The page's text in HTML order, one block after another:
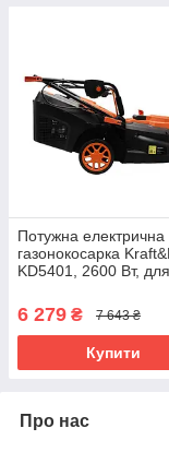
Потужна електрична
газонокосарка
KD5401, 2600 Вт, для
мм
6 279 ₴ 7 643 ₴
Купити
Про нас